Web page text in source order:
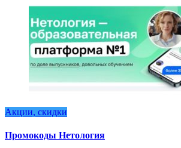
Акции, скидки
Промокоды Нетология